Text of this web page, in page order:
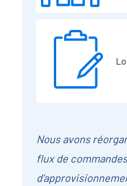
Nous avons
flux de